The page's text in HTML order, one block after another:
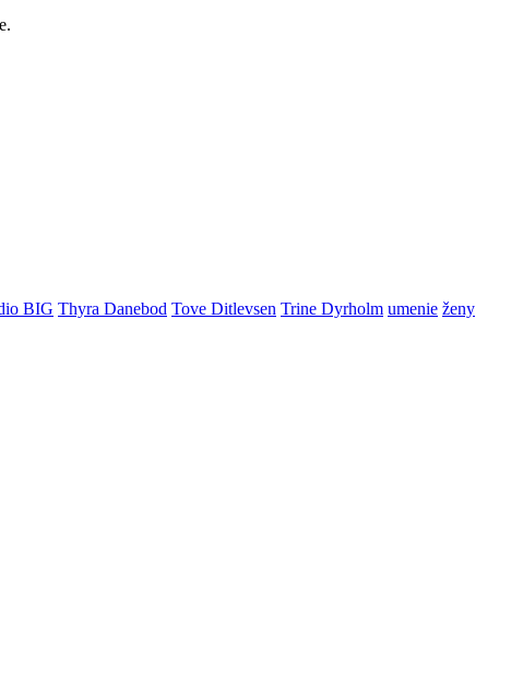
BIG Thyra Danebod Tove Ditlevsen Trine Dyrholm umenie ženy